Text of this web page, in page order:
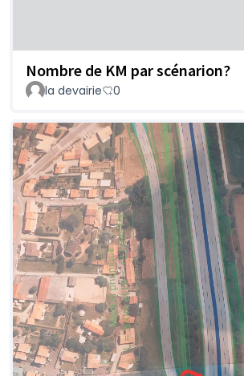
Nombre de KM par scénarion?
la devairie
0